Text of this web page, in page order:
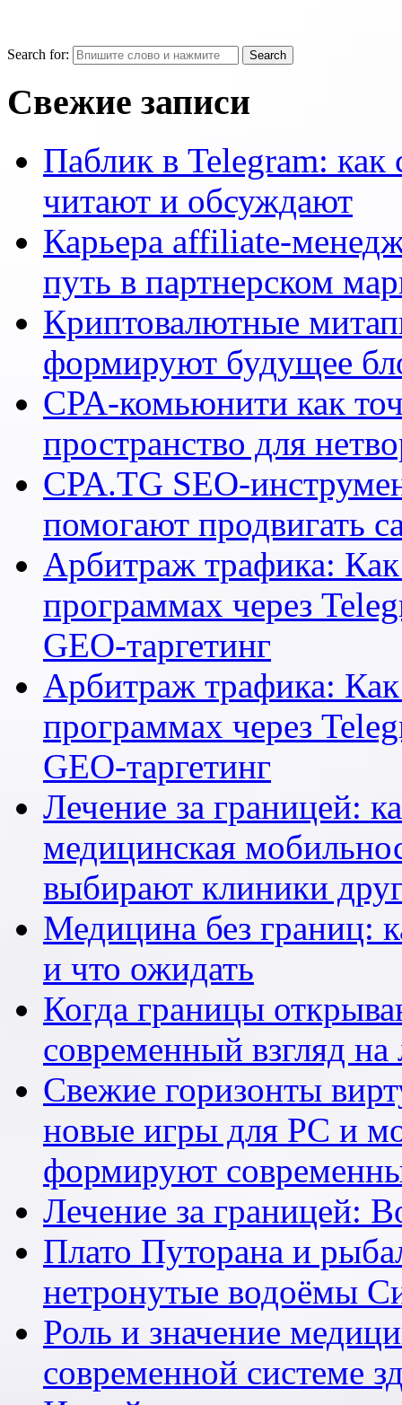
Search for:
Свежие записи
Паблик в Telegram: как
читают и обсуждают
Карьера affiliate-
путь в партнерском
Криптовалютные
формируют будущее
CPA-комьюнити как
пространство для
CPA.TG SEO-
помогают продвигать
Арбитраж трафика: Как
программах через
GEO-таргетинг
Арбитраж трафика: Как
программах через
GEO-таргетинг
Лечение за границей:
медицинская
выбирают клиники
Медицина без границ:
и что ожидать
Когда границы
современный взгляд
Свежие горизонты
новые игры для PC и
формируют
Лечение за границей:
Плато Путорана и
нетронутые водоёмы
Роль и значение
современной системе